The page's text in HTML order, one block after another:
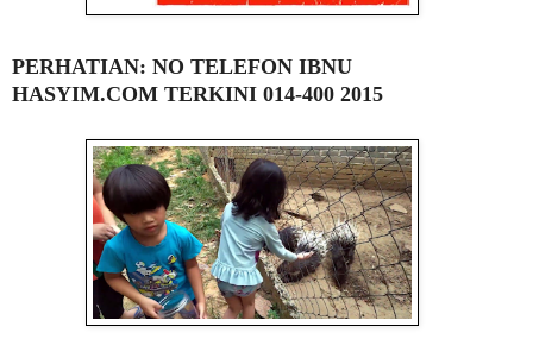
PERHATIAN: NO TELEFON IBNU
HASYIM.COM TERKINI 014-400 2015